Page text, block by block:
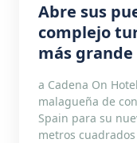
Abre sus
complejo
más
a Cadena On
malagueña de
Spain para su
metros